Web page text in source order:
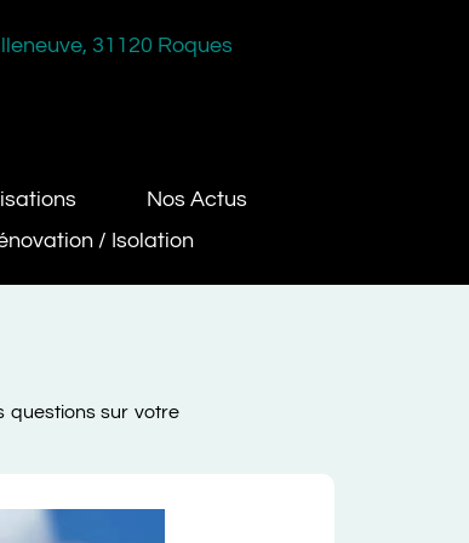
Nos Actus
31120 Roques
/ Isolation
questions sur votre